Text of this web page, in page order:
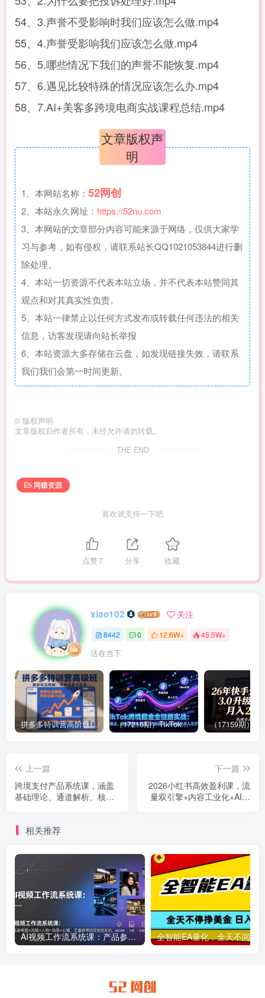
54、3.声誉不受影响时我们应该怎么做.mp4
55、4.声誉受影响我们应该怎么做.mp4
56、5.哪些情况下我们的声誉不能恢复.mp4
57、6.遇见比较特殊的情况应该怎么办.mp4
58、7.AI+美客多跨境电商实战课程总结.mp4
文章版权声
明
1、本网站名称： 52网创
2、本站永久网址： https://52nu.com
3、本网站的文章部分内容可能来源于网络，仅供大家学
习与参考，如有侵权，请联系站长QQ1021053844进行删
除处理。
4、本站一切资源不代表本站立场，并不代表本站赞同其
观点和对其真实性负责。
5、本站一律禁止以任何方式发布或转载任何违法的相关
信息，访客发现请向站长举报
6、本站资源大多存储在云盘，如发现链接失效，请联系
我们我们会第一时间更新。
© 版权声明
文章版权归作者所有，未经允许请勿转载。
THE END
网赚资源
喜欢就支持一下吧
点赞7 分享 收藏
xiao102 关注
8442 0 12.6W+ 45.5W+
活在当下
拼多多特训营高阶班，独家玩法赋能，突破运营天花板（更新26年1月） （17216期）TikTok跨境掘金全链路实战：从算法、选品到团队管理，打通闭环，实现稳定月入万刀
上一篇
跨境支付产品系统课，涵盖
基础理论、通道解析、核心
下一篇
2026小红书高效盈利课，流
量双引擎+内容工业化+AI中
相关推荐
AI视频工作流系统课：产品参考图+风格+人物+场景+分镜，五重参考锁定视觉系统，稳定产出高质量视频